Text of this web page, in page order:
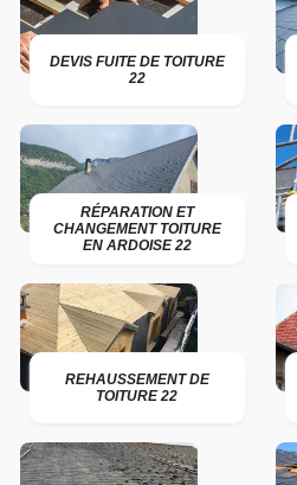
DEVIS FUITE DE TOITURE
22
RÉPARATION ET
CHANGEMENT TOITURE
EN ARDOISE 22
REHAUSSEMENT DE
TOITURE 22